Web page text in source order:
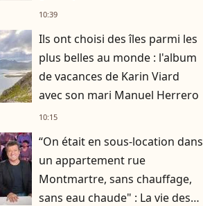
10:39
Ils ont choisi des îles parmi les
plus belles au monde : l'album
de vacances de Karin Viard
avec son mari Manuel Herrero
10:15
“On était en sous-location dans
un appartement rue
Montmartre, sans chauffage,
sans eau chaude" : La vie des